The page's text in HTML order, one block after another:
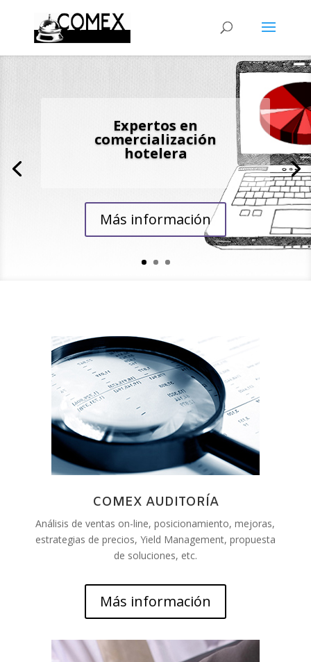
Expertos en
comercialización
hotelera
Más información
COMEX AUDITORÍA
Análisis de ventas on-line, posicionamiento, mejoras,
estrategias de precios, Yield Management, propuesta
de soluciones, etc.
Más información